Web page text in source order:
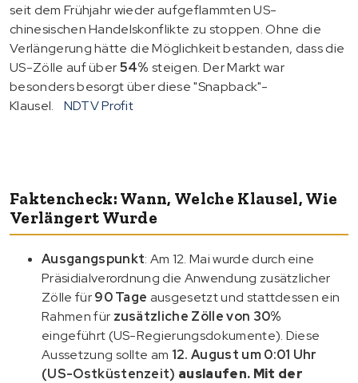
seit dem Frühjahr wieder aufgeflammten US-
chinesischen Handelskonflikte zu stoppen. Ohne die
Verlängerung hätte die Möglichkeit bestanden, dass die
US-Zölle auf über54% steigen. Der Markt war
besonders besorgt über diese "Snapback"-
Klausel.
NDTV Profit
Faktencheck: Wann, Welche Klausel, Wie
Verlängert Wurde
Ausgangspunkt: Am 12. Mai wurde durch eine
Präsidialverordnung die Anwendung zusätzlicher
Zölle für90 Tage ausgesetzt und stattdessen ein
Rahmen für zusätzliche Zölle von 30%
eingeführt (US-Regierungsdokumente). Diese
Aussetzung sollte am 12. August um 0:01 Uhr
(US-Ostküstenzeit) auslaufen. Mit der